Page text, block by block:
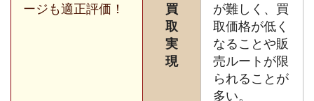
ージも適正評価！
買
取
実
現
が難しく、買
取価格が低く
なることや販
売ルートが限
られることが
多い。